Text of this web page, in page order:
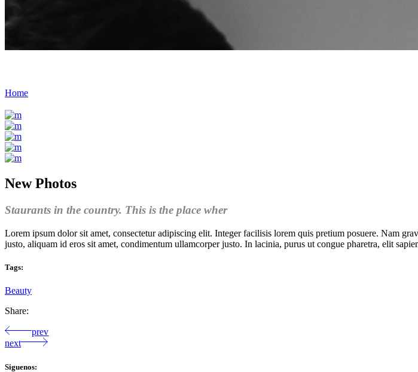
Home
New Photos
Staurants in the country. This is the place wher
Lorem ipsum dolor sit amet, consectetur adipiscing elit. Integer facilisis lorem quis pretium posuere. Nam
justo, aliquam id eros sit amet, condimentum ullamcorper justo. In lacinia, purus ut congue pharetra, elit
Tags:
Beauty
Share:
prev
next
Siguenos: